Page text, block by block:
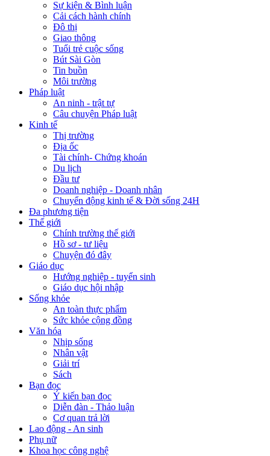
Sự kiện & Bình luận
Cải cách hành chính
Đô thị
Giao thông
Tuổi trẻ cuộc sống
Bút Sài Gòn
Tin buồn
Môi trường
Pháp luật
An ninh - trật tự
Câu chuyện Pháp luật
Kinh tế
Thị trường
Địa ốc
Tài chính- Chứng khoán
Du lịch
Đầu tư
Doanh nghiệp - Doanh nhân
Chuyển động kinh tế & Đời sống 24H
Đa phương tiện
Thế giới
Chính trường thế giới
Hồ sơ - tư liệu
Chuyện đó đây
Giáo dục
Hướng nghiệp - tuyển sinh
Giáo dục hội nhập
Sống khỏe
An toàn thực phẩm
Sức khỏe cộng đồng
Văn hóa
Nhịp sống
Nhân vật
Giải trí
Sách
Bạn đọc
Ý kiến bạn đọc
Diễn đàn - Thảo luận
Cơ quan trả lời
Lao động - An sinh
Phụ nữ
Khoa học công nghệ